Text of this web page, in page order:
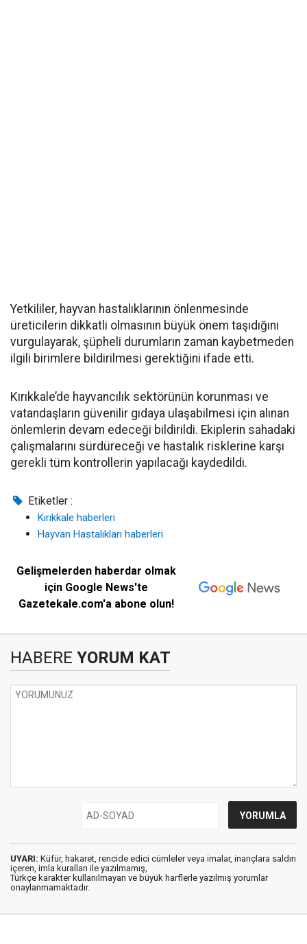
Yetkililer, hayvan hastalıklarının önlenmesinde
üreticilerin dikkatli olmasının büyük önem taşıdığını
vurgulayarak, şüpheli durumların zaman kaybetmeden
ilgili birimlere bildirilmesi gerektiğini ifade etti.
Kırıkkale’de hayvancılık sektörünün korunması ve
vatandaşların güvenilir gıdaya ulaşabilmesi için alınan
önlemlerin devam edeceği bildirildi. Ekiplerin sahadaki
çalışmalarını sürdüreceği ve hastalık risklerine karşı
gerekli tüm kontrollerin yapılacağı kaydedildi.
Etiketler :
Kırıkkale haberleri
Hayvan Hastalıkları haberleri
Gelişmelerden haberdar olmak
için Google News'te
Gazetekale.com'a abone olun!
HABERE YORUM KAT
UYARI: Küfür, hakaret, rencide edici cümleler veya imalar, inançlara saldırı
içeren, imla kuralları ile yazılmamış,
Türkçe karakter kullanılmayan ve büyük harflerle yazılmış yorumlar
onaylanmamaktadır.